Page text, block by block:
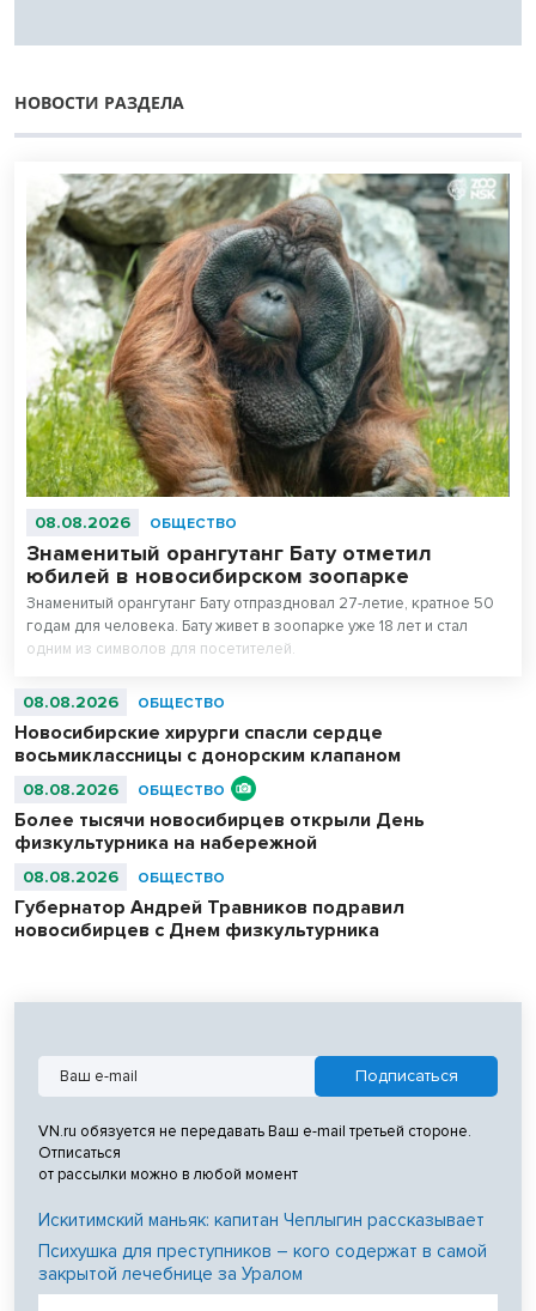
НОВОСТИ РАЗДЕЛА
08.08.2026 ОБЩЕСТВО
Знаменитый орангутанг Бату отметил
юбилей в новосибирском зоопарке
Знаменитый орангутанг Бату отпраздновал 27-летие, кратное 50
годам для человека. Бату живет в зоопарке уже 18 лет и стал
одним из символов для посетителей.
08.08.2026 ОБЩЕСТВО
Новосибирские хирурги спасли сердце
восьмиклассницы с донорским клапаном
08.08.2026 ОБЩЕСТВО
Более тысячи новосибирцев открыли День
физкультурника на набережной
08.08.2026 ОБЩЕСТВО
Губернатор Андрей Травников подравил
новосибирцев с Днем физкультурника
VN.ru обязуется не передавать Ваш e-mail третьей стороне.
Отписаться
от рассылки можно в любой момент
Искитимский маньяк: капитан Чеплыгин рассказывает
Психушка для преступников – кого содержат в самой
закрытой лечебнице за Уралом